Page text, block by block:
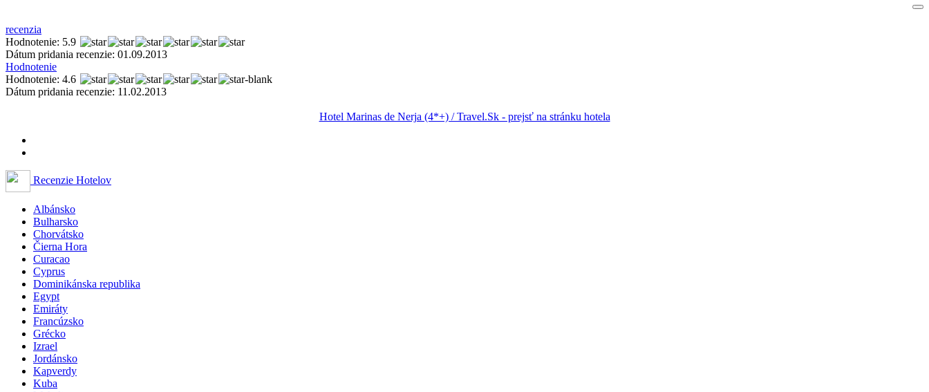
recenzia
Hodnotenie: 5.9
Dátum pridania recenzie: 01.09.2013
Hodnotenie
Hodnotenie: 4.6
Dátum pridania recenzie: 11.02.2013
Hotel Marinas de Nerja (4*+) / Travel.Sk - prejsť na stránku hotela
Recenzie Hotelov
Albánsko
Bulharsko
Chorvátsko
Čierna Hora
Curacao
Cyprus
Dominikánska republika
Egypt
Emiráty
Francúzsko
Grécko
Izrael
Jordánsko
Kapverdy
Kuba